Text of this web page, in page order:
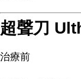
超聲刀
治療前